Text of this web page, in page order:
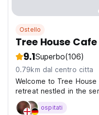
Ostello
Tree House Cafe
9.1Superbo(106)
0.79km dal centro citta
Welcome to Tree
retreat nestled in the
Lanka. Conveniently
railway station, our
ospitati